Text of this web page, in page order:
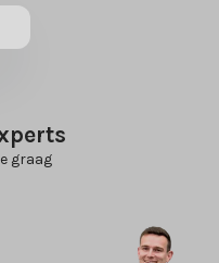
graag